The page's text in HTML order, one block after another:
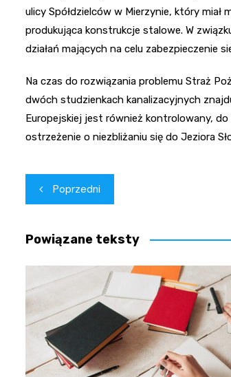
ulicy Spółdzielców w Mierzynie, który miał
produkująca konstrukcje stalowe. W
działań mających na celu zabezpieczenie
Na czas do rozwiązania problemu Straż
dwóch studzienkach kanalizacyjnych
Europejskiej jest również kontrolowany,
ostrzeżenie o niezbliżaniu się do Jeziora
Nawigacja
wpisu
Poprzedni
Powiązane teksty